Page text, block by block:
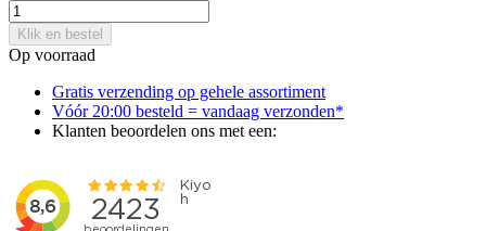
Klik en bestel
Op voorraad
Gratis verzending op gehele assortiment
Vóór 20:00 besteld = vandaag verzonden*
Klanten beoordelen ons met een: